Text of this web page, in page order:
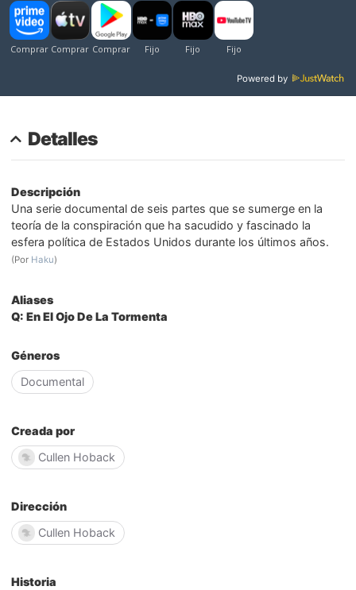
Powered by
Detalles
Descripción
Una serie documental de seis partes que se sumerge en la
teoría de la conspiración que ha sacudido y fascinado la
esfera política de Estados Unidos durante los últimos años.
(Por Haku)
Aliases
Q: En El Ojo De La Tormenta
Géneros
Documental
Creada por
Cullen Hoback
Dirección
Cullen Hoback
Historia